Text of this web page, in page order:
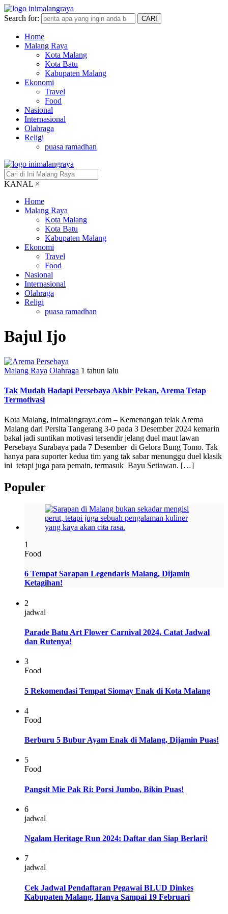
Search for: CARI
Home
Malang Raya
Kota Malang
Kota Batu
Kabupaten Malang
Ekonomi
Travel
Food
Nasional
Internasional
Olahraga
Religi
puasa ramadhan
KANAL ×
Home
Malang Raya
Kota Malang
Kota Batu
Kabupaten Malang
Ekonomi
Travel
Food
Nasional
Internasional
Olahraga
Religi
puasa ramadhan
Bajul Ijo
Malang Raya Olahraga 1 tahun lalu
Tak Mudah Hadapi Persebaya Akhir Pekan, Arema Tetap
Termotivasi
Kota Malang, inimalangraya.com – Kemenangan telak Arema
Malang dari Persita Tangerang 3-0 pada 3 Desember 2024 kemarin
bakal jadi suntikan motivasi tersendir jelang duel maut lawan
Persebaya Surabaya pada 7 Desember di Gelora Bung Tomo. Tak
hanya para suporter kedua tim yang tak sabar menunggu duel klasik
ini tetapi juga para pemain, termasuk Bayu Setiawan. […]
Populer
1
Food
6 Tempat Sarapan Legendaris Malang, Dijamin
Ketagihan!
2
jadwal
Parade Batu Art Flower Carnival 2024, Catat Jadwal
dan Rutenya!
3
Food
5 Rekomendasi Tempat Siomay Enak di Kota Malang
4
Food
Berburu 5 Bubur Ayam Enak di Malang, Dijamin Puas!
5
Food
Pangsit Mie Pak Ri: Porsi Jumbo, Bikin Puas!
6
jadwal
Ngalam Heritage Run 2024: Daftar dan Siap Berlari!
7
jadwal
Cek Jadwal Pendaftaran Pegawai BLUD Dinkes
Kabupaten Malang, Hanya Sampai 19 Februari